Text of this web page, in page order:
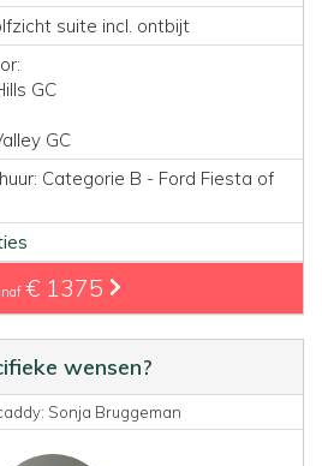
suite incl. ontbijt
GC
GC
Categorie B - Ford Fiesta of
€ 1375
wensen?
Sonja Bruggeman